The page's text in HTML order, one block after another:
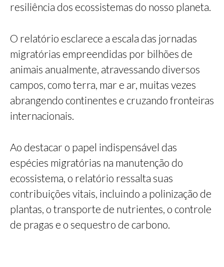
resiliência dos ecossistemas do nosso planeta.
O relatório esclarece a escala das jornadas
migratórias empreendidas por bilhões de
animais anualmente, atravessando diversos
campos, como terra, mar e ar, muitas vezes
abrangendo continentes e cruzando fronteiras
internacionais.
Ao destacar o papel indispensável das
espécies migratórias na manutenção do
ecossistema, o relatório ressalta suas
contribuições vitais, incluindo a polinização de
plantas, o transporte de nutrientes, o controle
de pragas e o sequestro de carbono.